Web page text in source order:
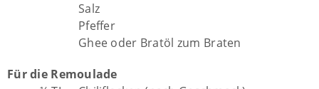
Salz
Pfeffer
Ghee oder Bratöl zum Braten
Für die Remoulade